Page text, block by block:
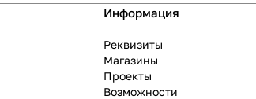
Информация
Реквизиты
Магазины
Проекты
Возможности